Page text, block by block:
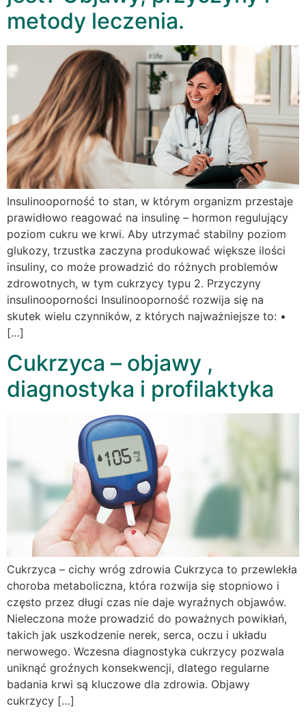
metody leczenia.
Insulinooporność to stan, w którym organizm przestaje
prawidłowo reagować na insulinę – hormon regulujący
poziom cukru we krwi. Aby utrzymać stabilny poziom
glukozy, trzustka zaczyna produkować większe ilości
insuliny, co może prowadzić do różnych problemów
zdrowotnych, w tym cukrzycy typu 2. Przyczyny
insulinooporności Insulinooporność rozwija się na
skutek wielu czynników, z których najważniejsze to: •
[…]
Cukrzyca – objawy ,
diagnostyka i profilaktyka
Cukrzyca – cichy wróg zdrowia Cukrzyca to przewlekła
choroba metaboliczna, która rozwija się stopniowo i
często przez długi czas nie daje wyraźnych objawów.
Nieleczona może prowadzić do poważnych powikłań,
takich jak uszkodzenie nerek, serca, oczu i układu
nerwowego. Wczesna diagnostyka cukrzycy pozwala
uniknąć groźnych konsekwencji, dlatego regularne
badania krwi są kluczowe dla zdrowia. Objawy
cukrzycy […]